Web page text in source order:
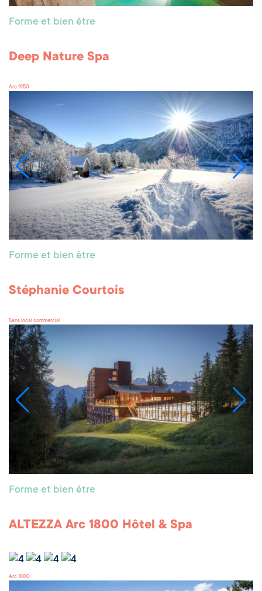
Forme et bien être
Deep Nature Spa
Arc 1950
Forme et bien être
Stéphanie Courtois
Sans local commercial
Forme et bien être
ALTEZZA Arc 1800 Hôtel & Spa
Arc 1800